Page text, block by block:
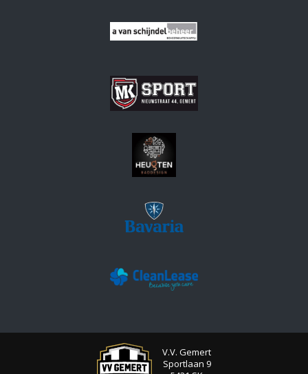
V.V. Gemert
Sportlaan 9